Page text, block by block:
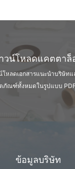
วน์โหลดแคตตาล็
โหลดเอกสารแนะนำบริษัทแ
ภัณฑ์ทั้งหมดในรูปแบบ
ข้อมูลบริษัท